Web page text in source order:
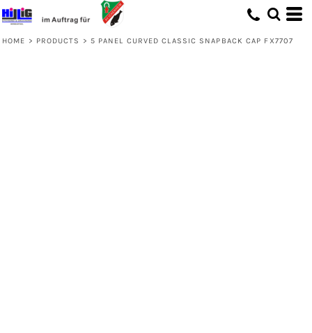
HOME > PRODUCTS > 5 PANEL CURVED CLASSIC SNAPBACK CAP FX7707